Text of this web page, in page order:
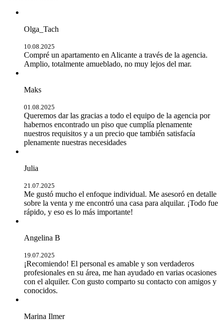
Olga_Tach
10.08.2025
Compré un apartamento en Alicante a través de la agencia.
Amplio, totalmente amueblado, no muy lejos del mar.
Maks
01.08.2025
Queremos dar las gracias a todo el equipo de la agencia por
habernos encontrado un piso que cumplía plenamente
nuestros requisitos y a un precio que también satisfacía
plenamente nuestras necesidades
Julia
21.07.2025
Me gustó mucho el enfoque individual. Me asesoró en detalle
sobre la venta y me encontró una casa para alquilar. ¡Todo fue
rápido, y eso es lo más importante!
Angelina B
19.07.2025
¡Recomiendo! El personal es amable y son verdaderos
profesionales en su área, me han ayudado en varias ocasiones
con el alquiler. Con gusto comparto su contacto con amigos y
conocidos.
Marina Ilmer